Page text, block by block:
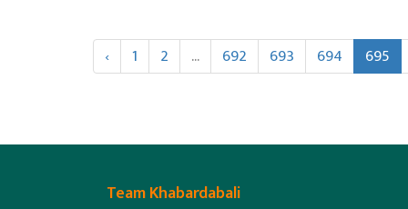
‹ 1 2 ... 692 693 694 695
Team Khabardabali